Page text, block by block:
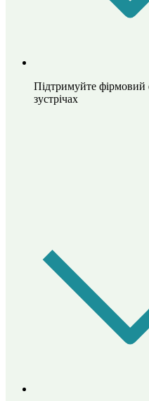
Підтримуйте фірмовий
зустрічах